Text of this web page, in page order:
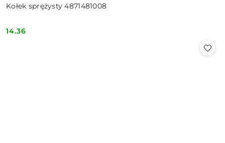
Kołek sprężysty 4871481008
Cena:
14.36